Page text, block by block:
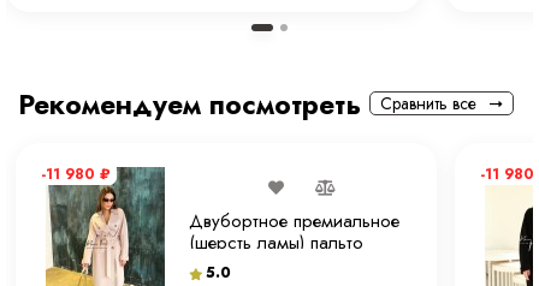
Рекомендуем посмотреть Сравнить все
-11 980 ₽
Двубортное премиальное
(шерсть ламы) пальто
"экрю" 120 см.
5.0
-11 980